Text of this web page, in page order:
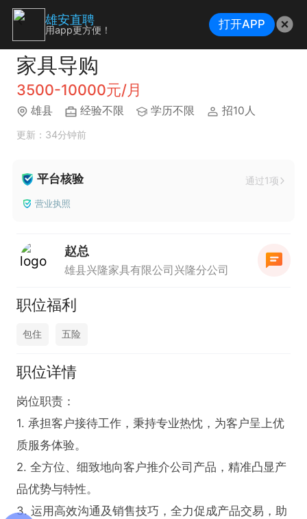
家具导购
3500-10000元/月
雄县 经验不限 学历不限 招10人
更新：34分钟前
平台核验 通过1项
营业执照
赵总
雄县兴隆家具有限公司兴隆分公司
职位福利
包住 五险
职位详情
岗位职责：
1. 承担客户接待工作，秉持专业热忱，为客户呈上优
质服务体验。
2. 全方位、细致地向客户推介公司产品，精准凸显产
品优势与特性。
3. 运用高效沟通及销售技巧，全力促成产品交易，助
雄安直聘
用app更方便！ 打开APP